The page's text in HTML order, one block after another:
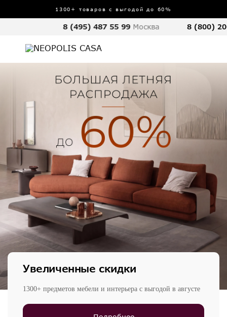
1300+ товаров с выгодой до 60%
8 (495) 487 55 99 Москва 8 (800)
Увеличенные скидки
1300+ предметов мебели и интерьера с выгодой в августе